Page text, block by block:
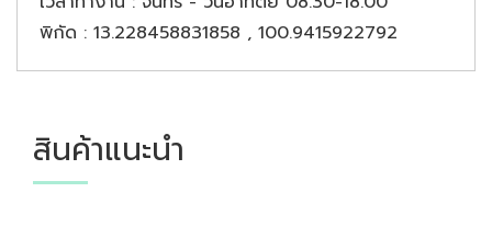
พิกัด : 13.228458831858 , 100.9415922792
สินค้าแนะนำ